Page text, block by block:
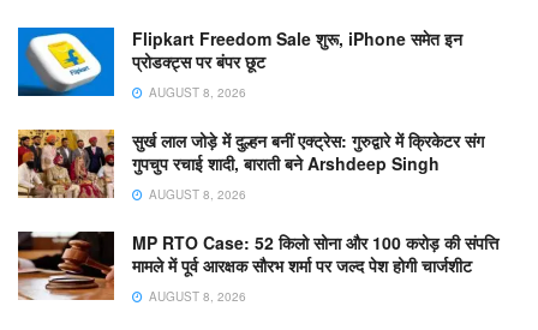
Flipkart Freedom Sale शुरू, iPhone समेत इन
प्रोडक्ट्स पर बंपर छूट
AUGUST 8, 2026
सुर्ख लाल जोड़े में दुल्हन बनीं एक्ट्रेस: गुरुद्वारे में क्रिकेटर संग
गुपचुप रचाई शादी, बाराती बने Arshdeep Singh
AUGUST 8, 2026
MP RTO Case: 52 किलो सोना और 100 करोड़ की संपत्ति
मामले में पूर्व आरक्षक सौरभ शर्मा पर जल्द पेश होगी चार्जशीट
AUGUST 8, 2026